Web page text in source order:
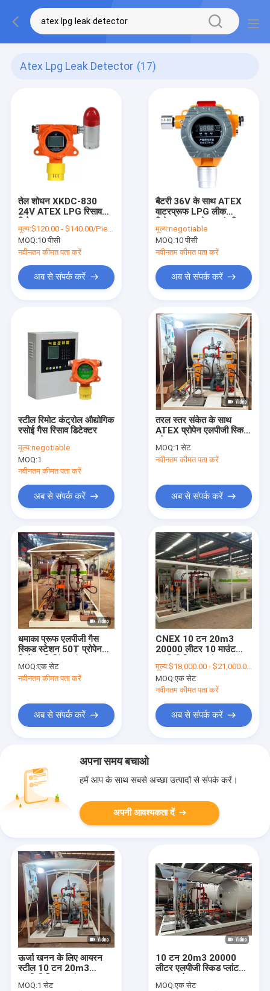
Atex Lpg Leak Detector (17)
तेल शोधन XKDC-830
24V ATEX LPG रिसाव
मूल्य:$120.00 - $140.00/Piece
MOQ:10 पीसी
नवीनतम कीमत पता करें
अब से संपर्क करें
बैटरी 36V के साथ ATEX
वाटरप्रूफ LPG लीक
मूल्य:negotiable
MOQ:10 पीसी
नवीनतम कीमत पता करें
अब से संपर्क करें
स्टील रिमोट कंट्रोल औद्योगिक
रसोई गैस रिसाव डिटेक्टर
मूल्य:negotiable
MOQ:1
नवीनतम कीमत पता करें
अब से संपर्क करें
तरल स्तर संकेत के साथ
ATEX प्रोपेन एलपीजी स्किड
MOQ:1 सेट
नवीनतम कीमत पता करें
अब से संपर्क करें
धमाका प्रूफ एलपीजी गैस
स्किड स्टेशन 50T प्रोपेन
सिलेंडर फिलिंग प्लांट
MOQ:एक सेट
नवीनतम कीमत पता करें
अब से संपर्क करें
CNEX 10 टन 20m3
20000 लीटर 10 माउंट
मूल्य:$18,000.00 - $21,000.00/Set
MOQ:एक सेट
नवीनतम कीमत पता करें
अब से संपर्क करें
अपना समय बचाओ
हमें आप के साथ सबसे अच्छा उत्पादों से संपर्क करें।
अपनी आवश्यकता दें
ऊर्जा खनन के लिए आयरन
स्टील 10 टन 20m3
एलपीजी स्किड प्लांट
MOQ:1 सेट
10 टन 20m3 20000
लीटर एलपीजी स्किड प्लांट
ATEX के साथ
MOQ:एक सेट